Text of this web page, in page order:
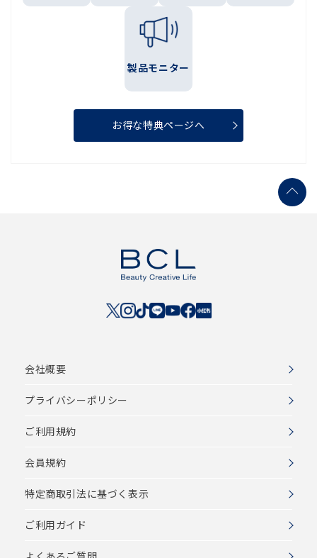
製品モニター
お得な特典ページへ
会社概要
プライバシーポリシー
ご利用規約
会員規約
特定商取引法に基づく表示
ご利用ガイド